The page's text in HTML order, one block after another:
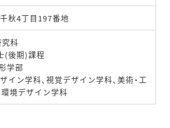
秋4丁目197番地
科
(後期)課程
学部
イン学科、視覚デザイン学科、美術・工
環境デザイン学科